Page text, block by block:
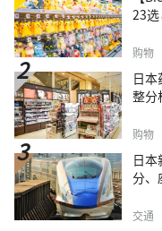
23选
购物
日
整分
购物
日
分、
交通